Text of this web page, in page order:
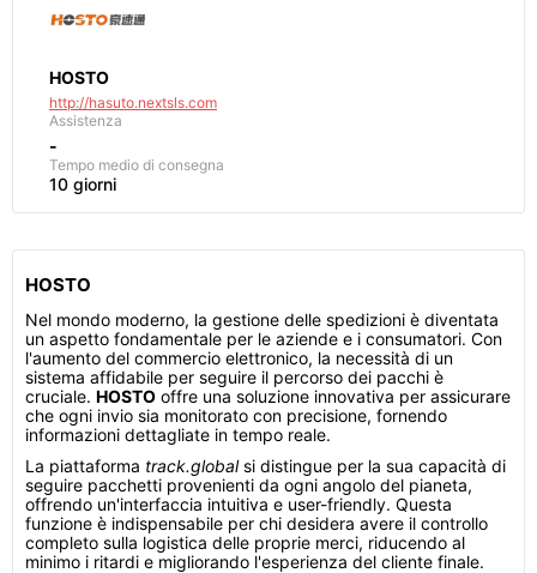
HOSTO
http://hasuto.nextsls.com
Assistenza
-
Tempo medio di consegna
10 giorni
HOSTO
Nel mondo moderno, la gestione delle spedizioni è diventata
un aspetto fondamentale per le aziende e i consumatori. Con
l'aumento del commercio elettronico, la necessità di un
sistema affidabile per seguire il percorso dei pacchi è
cruciale. HOSTO offre una soluzione innovativa per assicurare
che ogni invio sia monitorato con precisione, fornendo
informazioni dettagliate in tempo reale.
La piattaforma track.globalsi distingue per la sua capacità di
seguire pacchetti provenienti da ogni angolo del pianeta,
offrendo un'interfaccia intuitiva e user-friendly. Questa
funzione è indispensabile per chi desidera avere il controllo
completo sulla logistica delle proprie merci, riducendo al
minimo i ritardi e migliorando l'esperienza del cliente finale.